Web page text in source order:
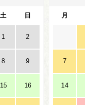
土 日
1 2
8 9
15 16
月
7
14